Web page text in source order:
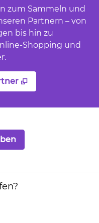
zum Sammeln und
Partnern – von
bis hin zu
Shopping und
,